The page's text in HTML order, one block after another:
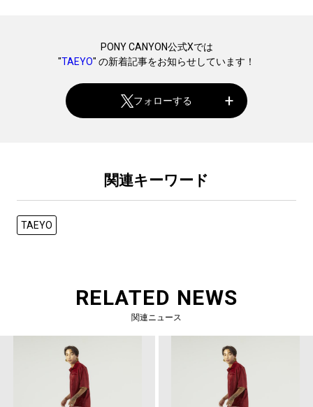
PONY CANYON公式Xでは
"TAEYO" の新着記事をお知らせしています！
フォローする
関連キーワード
TAEYO
RELATED NEWS
関連ニュース